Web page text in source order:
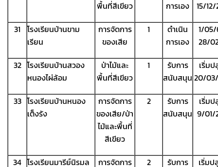
พื้นที่สีเขียว
การเอง
15/
31
โรงเรียนบ้านขาม
เรียน
การจัดการ
ของเสีย
1
ดำเนิน
การเอง
1/
28/
32 โรงเรียนบ้านสวอง
หนองไผ่ล้อม
ป่าไม้และ
พื้นที่สีเขียว
1
รับการ
สนับสนุน
เริ่ม
20/
33 โรงเรียนบ้านหนอง
เต็งรัง
การจัดการ
ของเสีย/ป่า
ไม้และพื้นที่
สีเขียว
2
รับการ
สนับสนุน
เริ่ม
9/01/
34 โรงเรียนมารีย์นิรมล
การจัดการ
2
รับการ
เริ่ม